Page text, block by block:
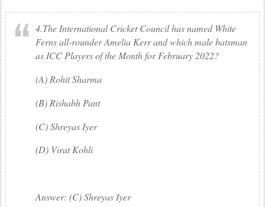
4.The International Cricket Council has named White
Ferns all-rounder Amelia Kerr and which male batsman
as ICC Players of the Month for February 2022?
(A) Rohit Sharma
(B) Rishabh Pant
(C) Shreyas Iyer
(D) Virat Kohli
Answer: (C) Shreyas Iyer